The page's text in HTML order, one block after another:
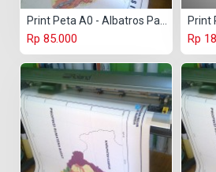
Rp 85.000
Print
Rp